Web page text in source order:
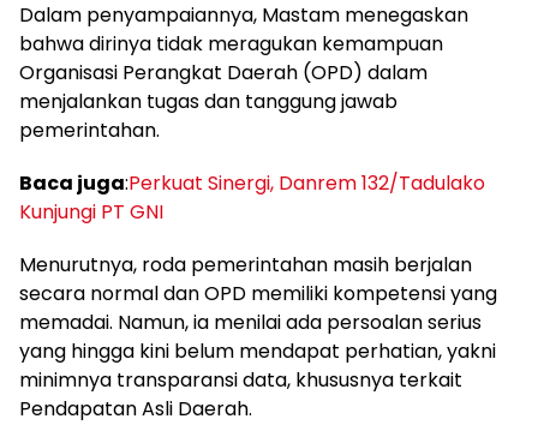
Dalam penyampaiannya, Mastam menegaskan
bahwa dirinya tidak meragukan kemampuan
Organisasi Perangkat Daerah (OPD) dalam
menjalankan tugas dan tanggung jawab
pemerintahan.
Baca juga:Perkuat Sinergi, Danrem 132/Tadulako
Kunjungi PT GNI
Menurutnya, roda pemerintahan masih berjalan
secara normal dan OPD memiliki kompetensi yang
memadai. Namun, ia menilai ada persoalan serius
yang hingga kini belum mendapat perhatian, yakni
minimnya transparansi data, khususnya terkait
Pendapatan Asli Daerah.